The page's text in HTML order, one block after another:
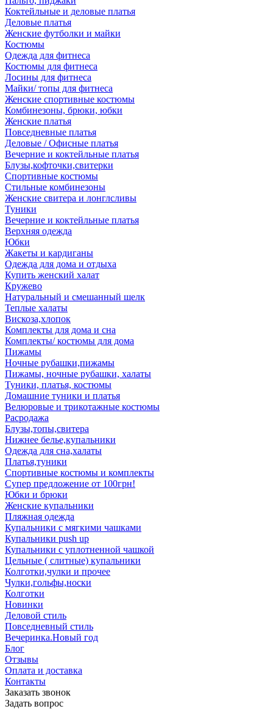
Коктейльные и деловые платья
Деловые платья
Женские футболки и майки
Костюмы
Одежда для фитнеса
Костюмы для фитнеса
Лосины для фитнеса
Майки/ топы для фитнеса
Женские спортивные костюмы
Комбинезоны, брюки, юбки
Женские платья
Повседневные платья
Деловые / Офисные платья
Вечерние и коктейльные платья
Блузы,кофточки,свитерки
Спортивные костюмы
Стильные комбинезоны
Женские свитера и лонглсливы
Туники
Вечерние и коктейльные платья
Верхняя одежда
Юбки
Жакеты и кардиганы
Одежда для дома и отдыха
Купить женский халат
Кружево
Натуральный и смешанный шелк
Теплые халаты
Вискоза,хлопок
Комплекты для дома и сна
Комплекты/ костюмы для дома
Пижамы
Ночные рубашки,пижамы
Пижамы, ночные рубашки, халаты
Туники, платья, костюмы
Домашние туники и платья
Велюровые и трикотажные костюмы
Расродажа
Блузы,топы,свитера
Нижнее белье,купальники
Одежда для сна,халаты
Платья,туники
Спортивные костюмы и комплекты
Супер предложение от 100грн!
Юбки и брюки
Женские купальники
Пляжная одежда
Купальники с мягкими чашками
Купальники push up
Купальники с уплотненной чашкой
Цельные ( слитные) купальники
Колготки,чулки и прочее
Чулки,гольфы,носки
Колготки
Новинки
Деловой стиль
Повседневный стиль
Вечеринка.Новый год
Блог
Отзывы
Оплата и доставка
Контакты
Заказать звонок
Задать вопрос